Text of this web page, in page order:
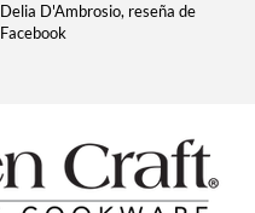
Delia D'Ambrosio, reseña de
Facebook